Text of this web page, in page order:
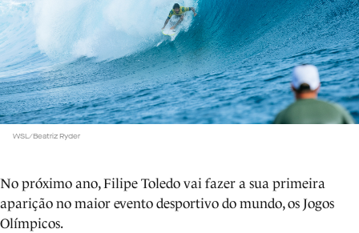
WSL/Beatriz Ryder
No próximo ano, Filipe Toledo vai fazer a sua primeira
aparição no maior evento desportivo do mundo, os Jogos
Olímpicos.